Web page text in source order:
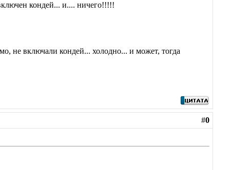
кондей... и.... ничего!!!!!
не включали кондей... холодно... и может, тогда
#0